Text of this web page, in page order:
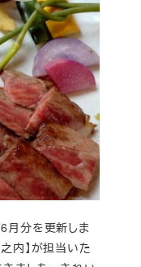
月分を更新しま
内】が担当いた